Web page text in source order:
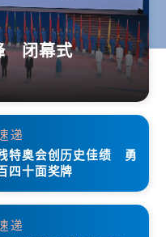
闭幕式
递
特奥会创历史佳绩 勇
四十面奖牌
递